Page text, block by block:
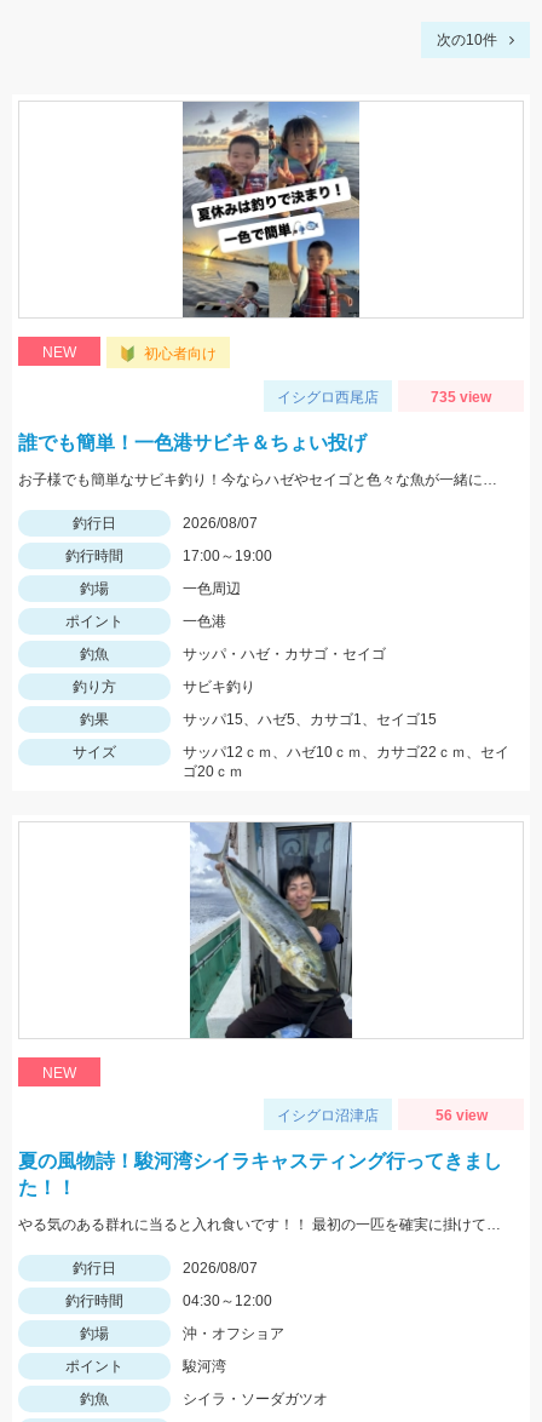
次の10件
NEW 初心者向け
イシグロ西尾店 735 view
誰でも簡単！一色港サビキ＆ちょい投げ
お子様でも簡単なサビキ釣り！今ならハゼやセイゴと色々な魚が一緒に狙えて楽しいです！夏休みの自由研究にもオススメ！
釣行日
2026/08/07
釣行時間
17:00～19:00
釣場
一色周辺
ポイント
一色港
釣魚
サッパ・ハゼ・カサゴ・セイゴ
釣り方
サビキ釣り
釣果
サッパ15、ハゼ5、カサゴ1、セイゴ15
サイズ
サッパ12ｃｍ、ハゼ10ｃｍ、カサゴ22ｃｍ、セイ
ゴ20ｃｍ
NEW
イシグロ沼津店 56 view
夏の風物詩！駿河湾シイラキャスティング行ってきまし
た！！
やる気のある群れに当ると入れ食いです！！ 最初の一匹を確実に掛けて船べりに寄せてくることで船の周りがシイラだらけになり船中お祭り騒ぎになります！！
釣行日
2026/08/07
釣行時間
04:30～12:00
釣場
沖・オフショア
ポイント
駿河湾
釣魚
シイラ・ソーダガツオ